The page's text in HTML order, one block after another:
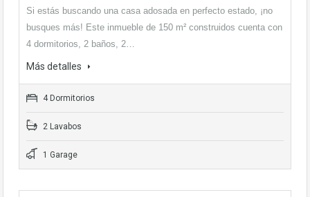
Si estás buscando una casa adosada en perfecto estado, ¡no
busques más! Este inmueble de 150 m² construidos cuenta con
4 dormitorios, 2 baños, 2…
Más detalles
4 Dormitorios
2 Lavabos
1 Garage